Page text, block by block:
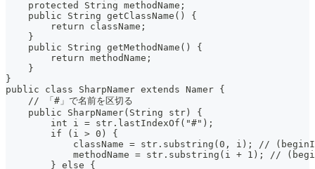
    protected String methodName;
    public String getClassName() {
        return className;
    }
    public String getMethodName() {
        return methodName;
    }
}
public class SharpNamer extends Namer {
    // 「#」で名前を区切る
    public SharpNamer(String str) {
        int i = str.lastIndexOf("#");
        if (i > 0) {
className = str.substring(0, i); //
methodName = str.substring(i + 1); //
        } else {